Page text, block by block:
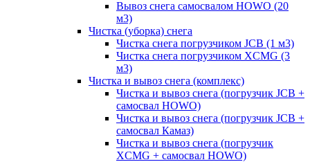
Вывоз снега самосвалом HOWO (20
м3)
Чистка (уборка) снега
Чистка снега погрузчиком JCB (1 м3)
Чистка снега погрузчиком XCMG (3
м3)
Чистка и вывоз снега (комплекс)
Чистка и вывоз снега (погрузчик JCB +
самосвал HOWO)
Чистка и вывоз снега (погрузчик JCB +
самосвал Камаз)
Чистка и вывоз снега (погрузчик
XCMG + самосвал HOWO)